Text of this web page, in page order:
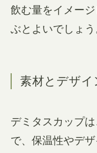
飲む量をイメー
ぶとよいでしょう
素材とデザイ
デミタスカップ
で、保温性やデ